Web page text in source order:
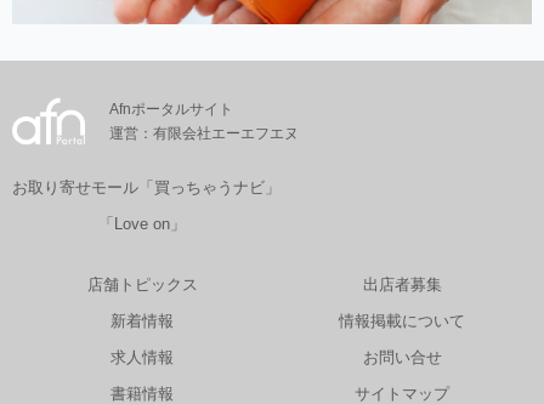
Afnポータルサイト
運営：有限会社エーエフエヌ
お取り寄せモール「買っちゃうナビ」
「Love on」
店舗トピックス
新着情報
求人情報
書籍情報
出店者募集
情報掲載について
お問い合せ
サイトマップ